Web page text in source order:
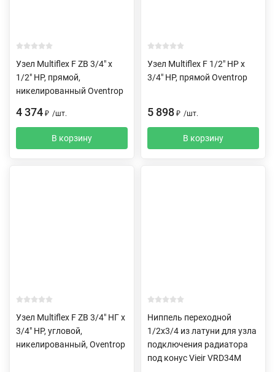
Узел Multiflex F ZB 3/4" х
1/2" НР, прямой,
никелированный Oventrop
4 374 ₽ /шт.
В корзину
Узел Multiflex F 1/2" НР х
3/4" HP, прямой Oventrop
5 898 ₽ /шт.
В корзину
Узел Multiflex F ZB 3/4" НГ х
3/4" НР, угловой,
никелированный, Oventrop
Ниппель переходной
1/2х3/4 из латуни для узла
подключения радиатора
под конус Vieir VRD34M